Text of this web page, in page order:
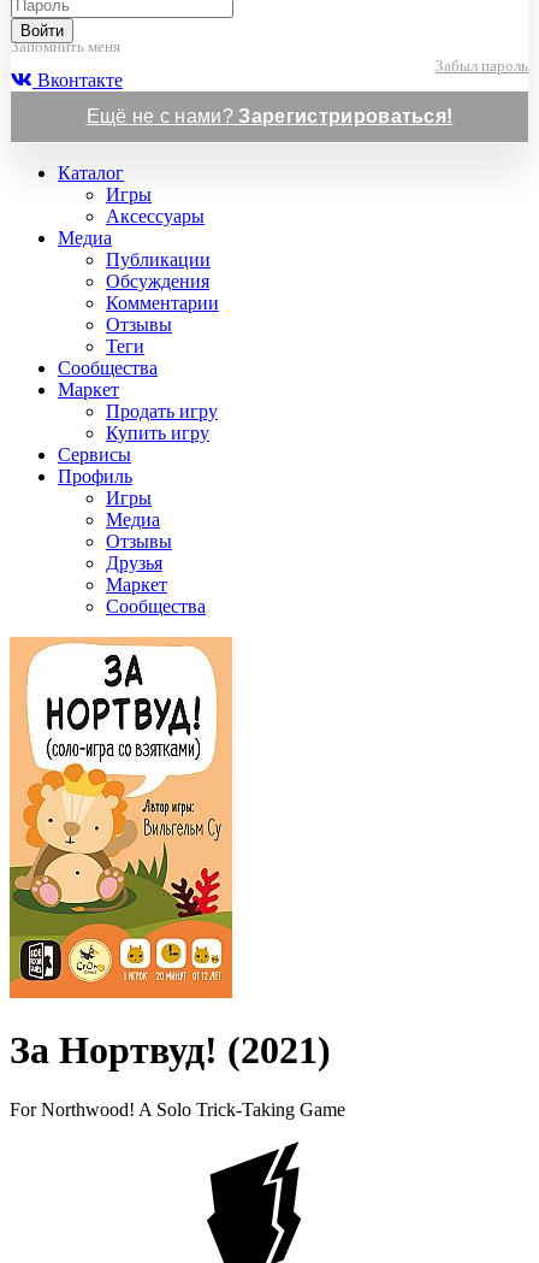
Войти
Запомнить меня
Забыл пароль
Вконтакте
Ещё не с нами?Зарегистрироваться!
Каталог
Игры
Аксессуары
Медиа
Публикации
Обсуждения
Комментарии
Отзывы
Теги
Сообщества
Маркет
Продать игру
Купить игру
Сервисы
Профиль
Игры
Медиа
Отзывы
Друзья
Маркет
Сообщества
За Нортвуд! (2021)
For Northwood! A Solo Trick-Taking Game